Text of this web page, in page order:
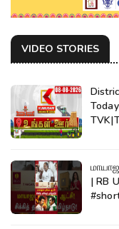
VIDEO STORIES
| RB